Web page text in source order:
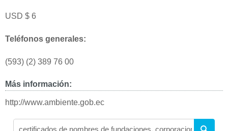
USD $ 6
Teléfonos generales:
(593) (2) 389 76 00
Más información:
http://www.ambiente.gob.ec